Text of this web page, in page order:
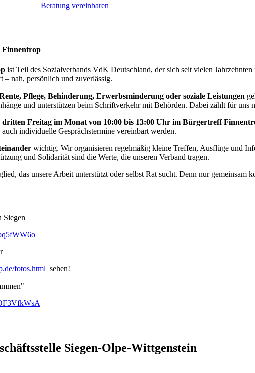
Beratung vereinbaren
Finnentrop
ist Teil des Sozialverbands VdK Deutschland, der sich seit vielen
nah, persönlich und zuverlässig.
Pflege, Behinderung, Erwerbsminderung oder soziale Leistungen
und unterstützen beim Schriftverkehr mit Behörden. Dabei zählt für
dritten Freitag im Monat von 10:00 bis 13:00 Uhr im Bürgertreff
individuelle Gesprächstermine vereinbart werden.
wichtig. Wir organisieren regelmäßig kleine Treffen, Ausflüge und
und Solidarität sind die Werte, die unseren Verband tragen.
das unsere Arbeit unterstützt oder selbst Rat sucht. Denn nur
Siegen
fotos.html sehen!
Siegen-Olpe-Wittgenstein